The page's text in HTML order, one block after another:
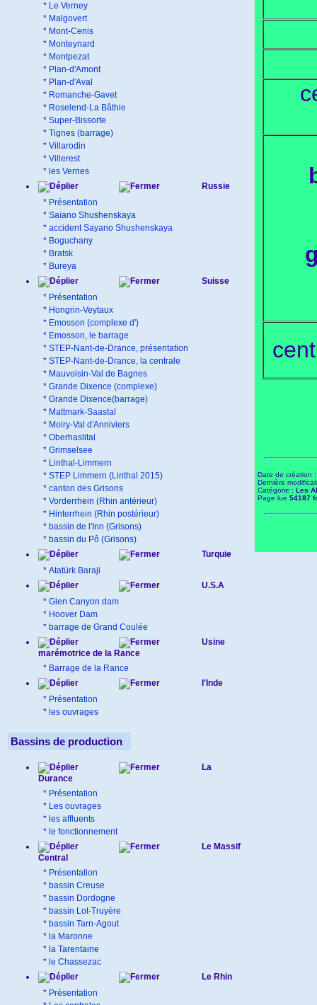
* Le Verney
* Malgovert
* Mont-Cenis
* Monteynard
* Montpezat
* Plan-d'Amont
* Plan-d'Aval
* Romanche-Gavet
* Roselend-La Bâthie
* Super-Bissorte
* Tignes (barrage)
* Villarodin
* Villerest
* les Vernes
Russie
* Présentation
* Saïano Shushenskaya
* accident Sayano Shushenskaya
* Boguchany
* Bratsk
* Bureya
Suisse
* Présentation
* Hongrin-Veytaux
* Emosson (complexe d')
* Emosson, le barrage
* STEP-Nant-de-Drance, présentation
* STEP-Nant-de-Drance, la centrale
* Mauvoisin-Val de Bagnes
* Grande Dixence (complexe)
* Grande Dixence(barrage)
* Mattmark-Saastal
* Moiry-Val d'Anniviers
* Oberhaslital
* Grimselsee
* Linthal-Limmern
* STEP Limmern (Linthal 2015)
* canton des Grisons
* Vorderrhein (Rhin antérieur)
* Hinterrhein (Rhin postérieur)
* bassin de l'Inn (Grisons)
* bassin du Pô (Grisons)
Turquie
* Atatürk Baraji
U.S.A
* Glen Canyon dam
* Hoover Dam
* barrage de Grand Coulée
Usine
marémotrice de la Rance
* Barrage de la Rance
l'Inde
* Présentation
* les ouvrages
Bassins de production
La
Durance
* Présentation
* Les ouvrages
* les affluents
* le fonctionnement
Le Massif
Central
* Présentation
* bassin Creuse
* bassin Dordogne
* bassin Lot-Truyère
* bassin Tarn-Agout
* la Maronne
* la Tarentaine
* le Chassezac
Le Rhin
* Présentation
Date de création
Dernière
Catégorie : Les
Page lue 54187